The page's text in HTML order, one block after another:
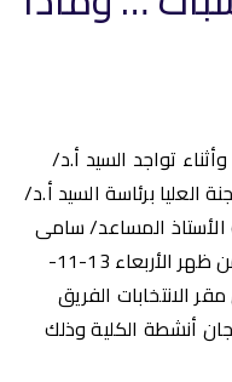
تواجد السيد أ.د/
العليا برئاسة السيد أ.د/
الأستاذ المساعد/ سامى
صادق. وفى حوالى الساعة الواحدة من ظهر الأربعاء 13-11-
الانتخابات الفريق
أنشطة الكلية وذلك